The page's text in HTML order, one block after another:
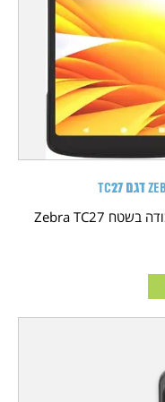
Zebra TC27 – מסופון חכם ועמיד לעבודה בשטח Zebra TC27